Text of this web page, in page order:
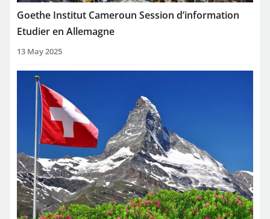
Goethe Institut Cameroun Session d’information
Etudier en Allemagne
13 May 2025